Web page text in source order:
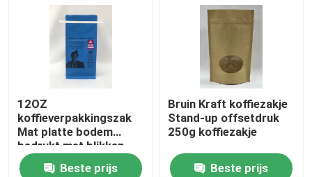
12OZ
koffieverpakkingszak
Mat platte bodem
bedrukt met blikken
stropdas
Beste prijs
Bruin Kraft koffiezakje
Stand-up offsetdruk
250g koffiezakje
Beste prijs